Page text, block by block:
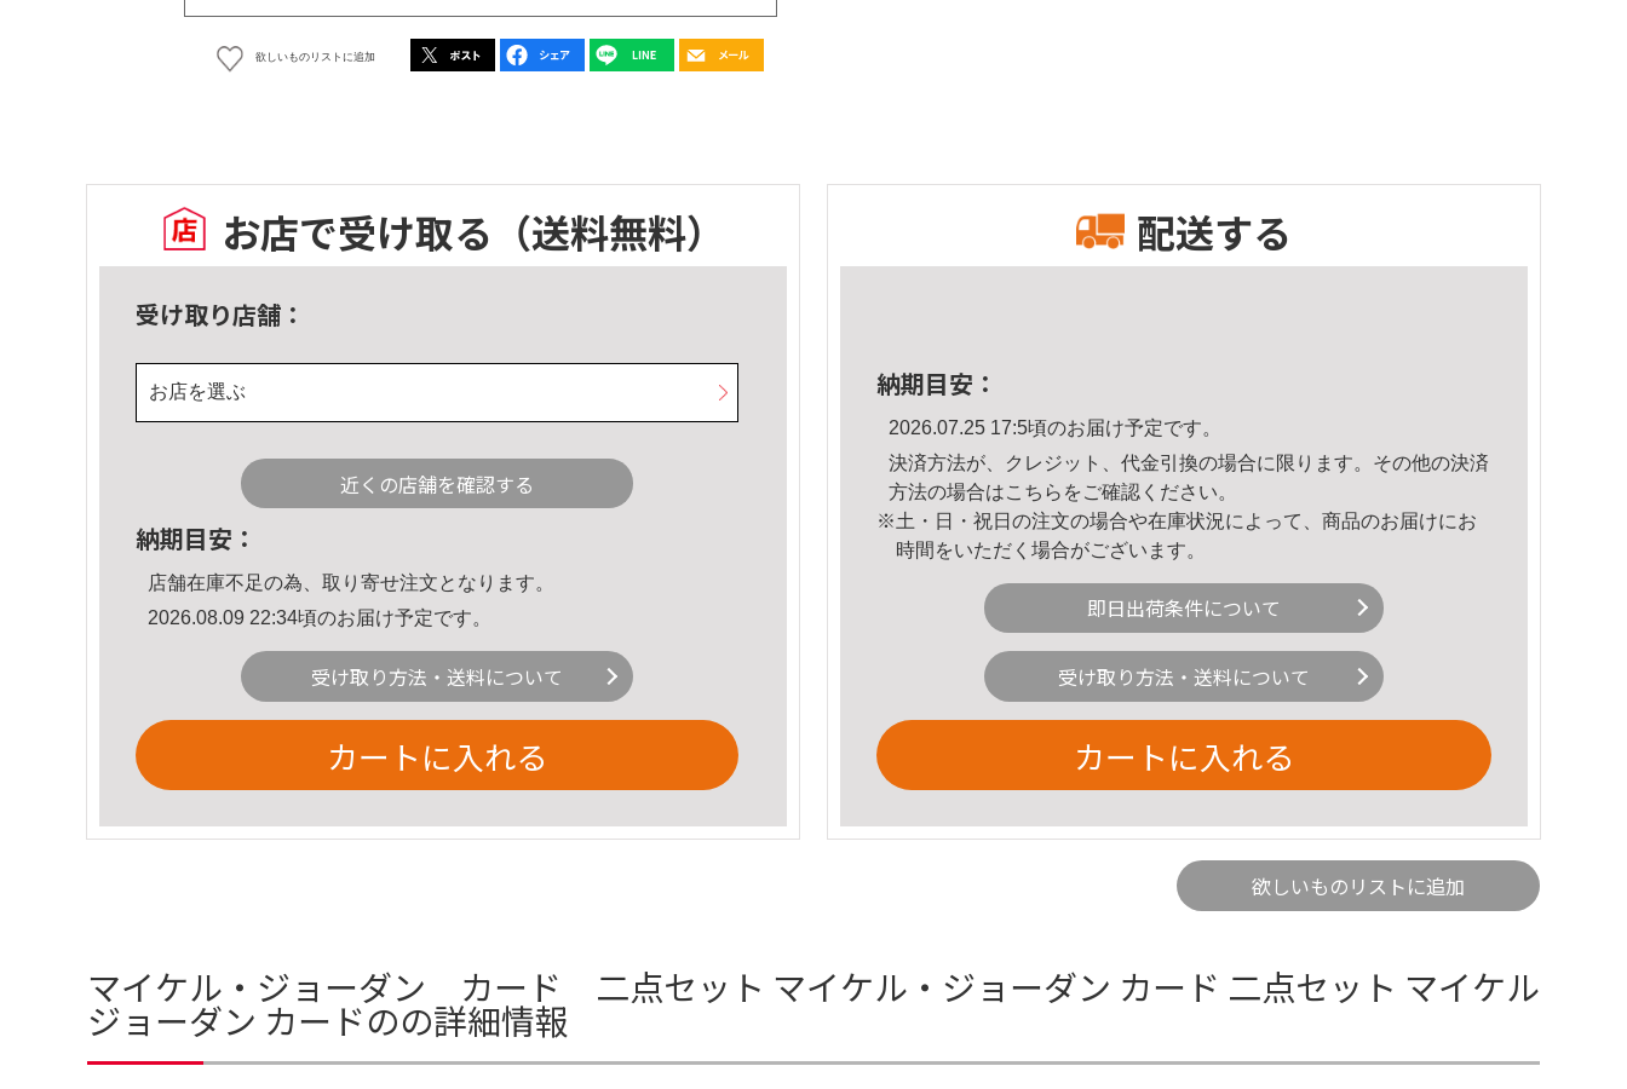
欲しいものリストに追加
お店で受け取る （送料無料）
受け取り店舗：
お店を選ぶ
近くの店舗を確認する
納期目安：
店舗在庫不足の為、取り寄せ注文となります。
2026.08.09 22:34頃のお届け予定です。
受け取り方法・送料について
カートに入れる
配送する
納期目安：
2026.07.25 17:5頃のお届け予定です。
決済方法が、クレジット、代金引換の場合に限ります。その他の決済
方法の場合はこちら をご確認ください。
※土・日・祝日の注文の場合や在庫状況によって、商品のお届けにお
時間をいただく場合がございます。
即日出荷条件について
受け取り方法・送料について
カートに入れる
欲しいものリストに追加
マイケル・ジョーダン カード 二点セット マイケル・ジョーダン カード 二点セット マイケル
ジョーダン カードのの詳細情報